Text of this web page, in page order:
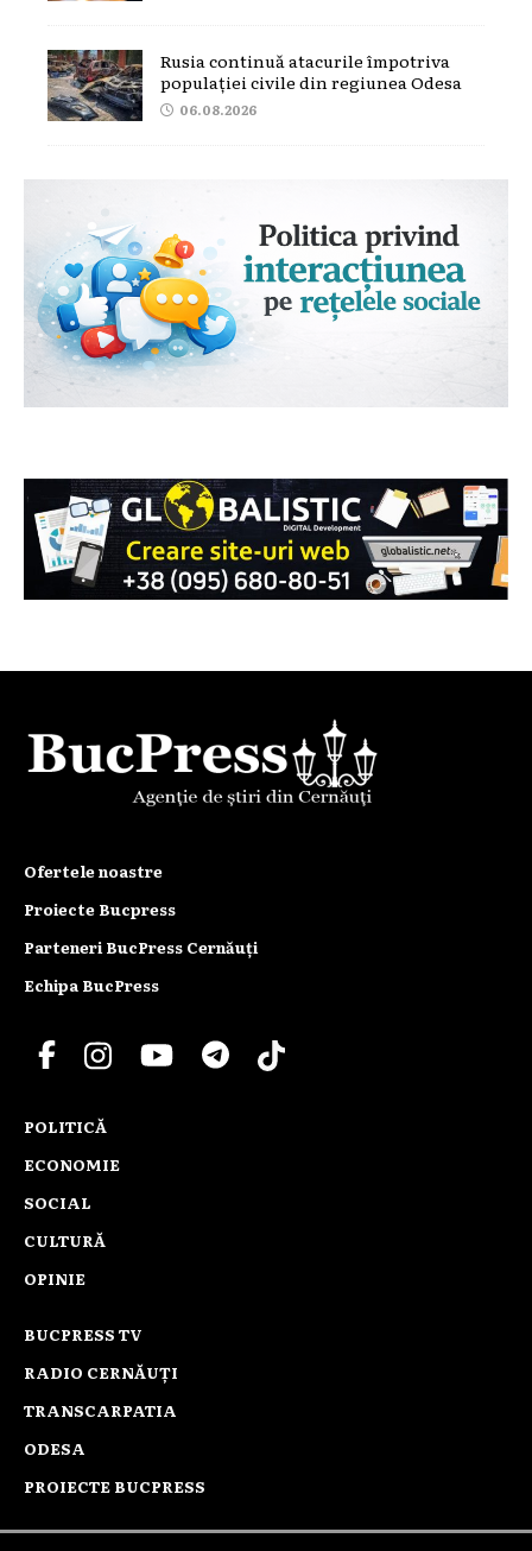
Rusia continuă atacurile împotriva
populației civile din regiunea Odesa
06.08.2026
Ofertele noastre
Proiecte Bucpress
Parteneri BucPress Cernăuți
Echipa BucPress
POLITICĂ
ECONOMIE
SOCIAL
CULTURĂ
OPINIE
BUCPRESS TV
RADIO CERNĂUȚI
TRANSCARPATIA
ODESA
PROIECTE BUCPRESS